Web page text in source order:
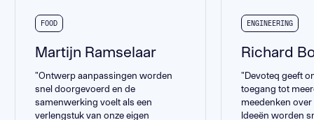
FOOD
Martijn Ramselaar
"Ontwerp aanpassingen worden
snel doorgevoerd en de
samenwerking voelt als een
verlengstuk van onze eigen
ENGINEERING
Richard
"Devoteq geeft
toegang tot
meedenken
Ideeën worden